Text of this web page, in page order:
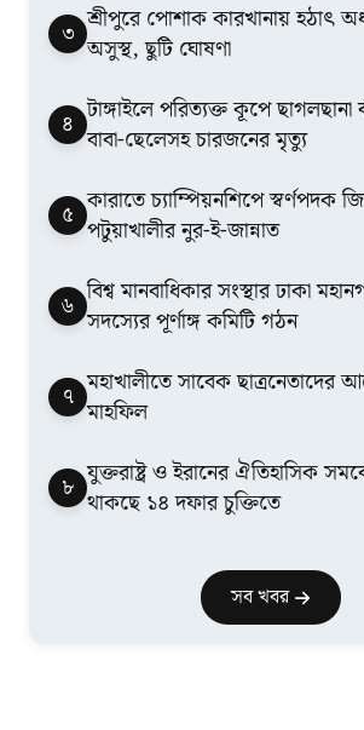
৩ শ্রীপুরে পোশাক কারখানায় হঠাৎ
অসুস্থ, ছুটি ঘোষণা
৪ টাঙ্গাইলে পরিত্যক্ত কূপে ছাগলছানা
বাবা-ছেলেসহ চারজনের মৃত্যু
৫ কারাতে চ্যাম্পিয়নশিপে স্বর্ণপদক
পটুয়াখালীর নুর-ই-জান্নাত
৬ বিশ্ব মানবাধিকার সংস্থার ঢাকা
সদস্যের পূর্ণাঙ্গ কমিটি গঠন
৭ মহাখালীতে সাবেক ছাত্রনেতাদের
মাহফিল
৮ যুক্তরাষ্ট্র ও ইরানের ঐতিহাসিক
থাকছে ১৪ দফার চুক্তিতে
সব খবর